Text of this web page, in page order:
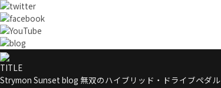
TITLE
Strymon Sunset blog 無双のハイブリッド・ドライブペダル